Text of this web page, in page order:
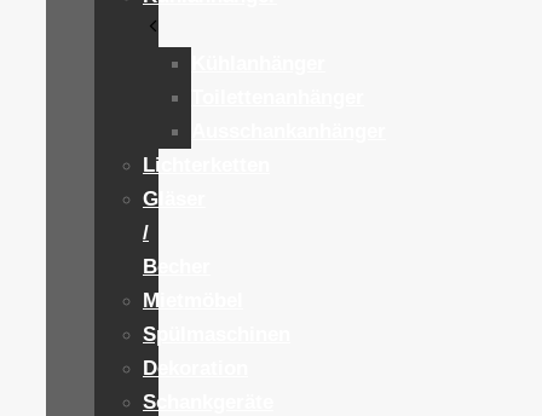
Lichterketten
Gläser
/
Becher
Mietmöbel
Spülmaschinen
Dekoration
Schankgeräte